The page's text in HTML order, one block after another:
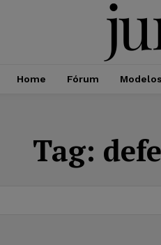
Home Fórum Modelos
Tag: